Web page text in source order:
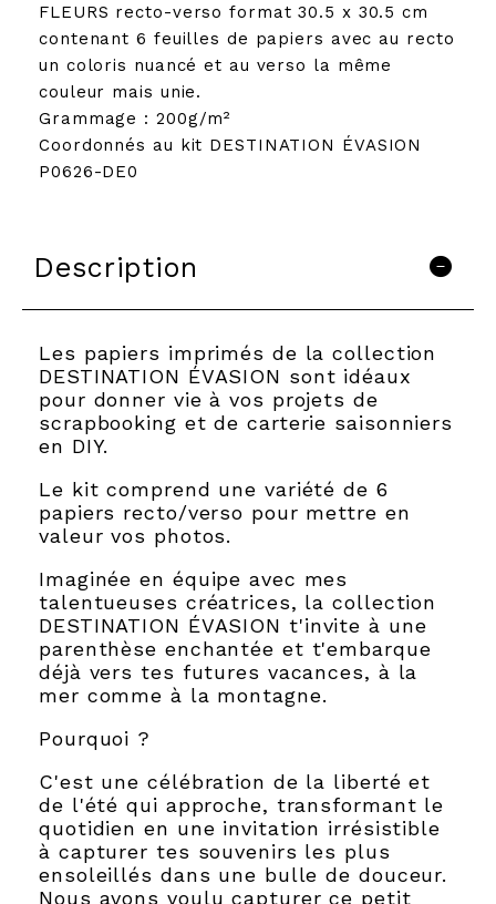
FLEURS recto-verso format 30.5 x 30.5 cm
contenant 6 feuilles de papiers avec au recto
un coloris nuancé et au verso la même
couleur mais unie.
Grammage : 200g/m²
Coordonnés au kit DESTINATION ÉVASION
P0626-DE0
Description
Les papiers imprimés de la collection
DESTINATION ÉVASION sont idéaux
pour donner vie à vos projets de
scrapbooking et de carterie saisonniers
en DIY.
Le kit comprend une variété de 6
papiers recto/verso pour mettre en
valeur vos photos.
Imaginée en équipe avec mes
talentueuses créatrices, la collection
DESTINATION ÉVASION t'invite à une
parenthèse enchantée et t'embarque
déjà vers tes futures vacances, à la
mer comme à la montagne.
Pourquoi ?
C'est une célébration de la liberté et
de l'été qui approche, transformant le
quotidien en une invitation irrésistible
à capturer tes souvenirs les plus
ensoleillés dans une bulle de douceur.
Nous avons voulu capturer ce petit